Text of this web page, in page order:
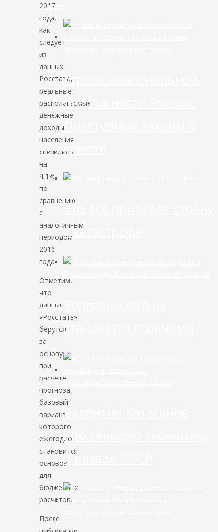
2017
года,
как
следует
из
данных
Росстата,
реальные
располагаемые
денежные
доходы
населения
снизились
на
4,1%
по
сравнению
с
аналогичным
периодом
2016
года.
Отметим,
что
данные
«Росстата»
берутся
за
основу
при
расчете
прогноза,
базовый
вариант
которого
ежегодно
становится
основой
для
бюджетных
расчетов.
После
Видео
Угроза национальной
безопасности России.
Преступные законы о
крипте
Это всё приведёт страну
к катастрофе
становятся горячими
Экономика современной России
Валентин Катасонов
про теневую экономику
и развал СССР